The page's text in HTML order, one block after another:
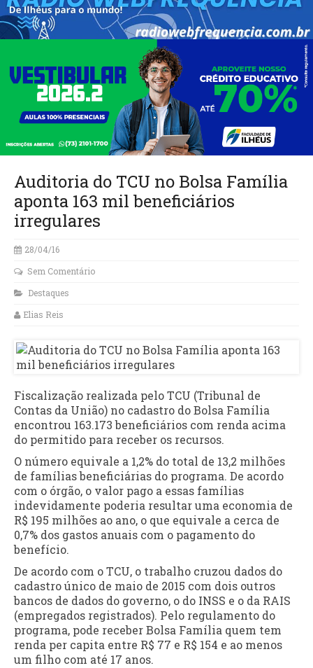
Auditoria do TCU no Bolsa Família
aponta 163 mil beneficiários
irregulares
28/04/16
Sem Comentário
Destaques
Elias Reis
Fiscalização realizada pelo TCU (Tribunal de
Contas da União) no cadastro do Bolsa Família
encontrou 163.173 beneficiários com renda acima
do permitido para receber os recursos.
O número equivale a 1,2% do total de 13,2 milhões
de famílias beneficiárias do programa. De acordo
com o órgão, o valor pago a essas famílias
indevidamente poderia resultar uma economia de
R$ 195 milhões ao ano, o que equivale a cerca de
0,7% dos gastos anuais com o pagamento do
benefício.
De acordo com o TCU, o trabalho cruzou dados do
cadastro único de maio de 2015 com dois outros
bancos de dados do governo, o do INSS e o da RAIS
(empregados registrados). Pelo regulamento do
programa, pode receber Bolsa Família quem tem
renda per capita entre R$ 77 e R$ 154 e ao menos
um filho com até 17 anos.